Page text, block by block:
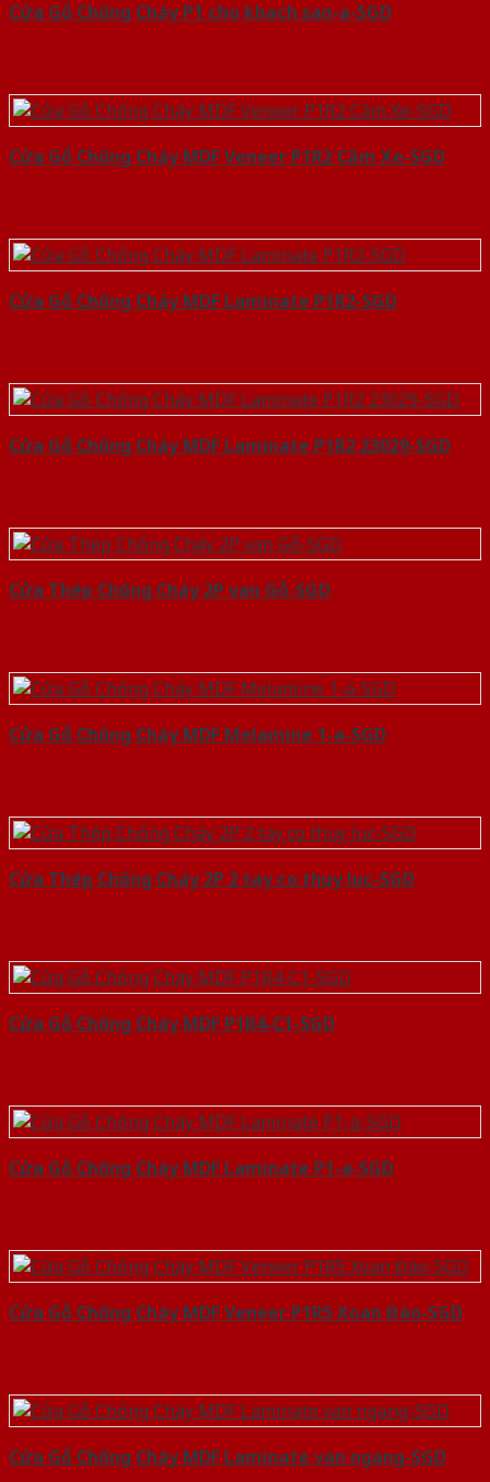
Cửa Gỗ Chống Cháy P1 cho khach san-a-SGD
Cửa Gỗ Chống Cháy MDF Veneer P1R2 Căm Xe-SGD
Cửa Gỗ Chống Cháy MDF Laminate P1R2-SGD
Cửa Gỗ Chống Cháy MDF Laminate P1R2 23029-SGD
Cửa Thép Chống Cháy 2P van Gỗ-SGD
Cửa Gỗ Chống Cháy MDF Melamine 1-a-SGD
Cửa Thép Chống Cháy 2P 2 tay co thuy luc-SGD
Cửa Gỗ Chống Cháy MDF P1R4-C1-SGD
Cửa Gỗ Chống Cháy MDF Laminate P1-a-SGD
Cửa Gỗ Chống Cháy MDF Veneer P1R5 Xoan Đào-SGD
Cửa Gỗ Chống Cháy MDF Laminate van ngang-SGD